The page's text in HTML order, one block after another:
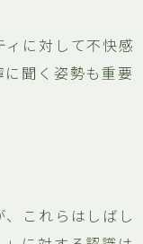
に対して不快感
聞く姿勢も重要
これらはしばし